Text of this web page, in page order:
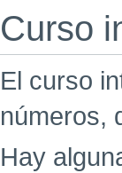
Curso
El curso
números,
Hay